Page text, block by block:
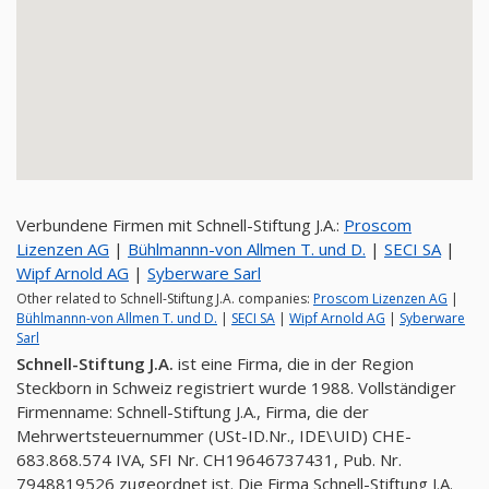
Verbundene Firmen mit Schnell-Stiftung J.A.: Proscom
Lizenzen AG | Bühlmannn-von Allmen T. und D. | SECI SA |
Wipf Arnold AG | Syberware Sarl
Other related to Schnell-Stiftung J.A. companies: Proscom Lizenzen AG |
Bühlmannn-von Allmen T. und D. | SECI SA | Wipf Arnold AG | Syberware
Sarl
Schnell-Stiftung J.A. ist eine Firma, die in der Region
Steckborn in Schweiz registriert wurde 1988. Vollständiger
Firmenname: Schnell-Stiftung J.A., Firma, die der
Mehrwertsteuernummer (USt-ID.Nr., IDE\UID) CHE-
683.868.574 IVA, SFI Nr. CH19646737431, Pub. Nr.
7948819526 zugeordnet ist. Die Firma Schnell-Stiftung J.A.